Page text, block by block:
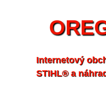
Internetový
STIHL® a